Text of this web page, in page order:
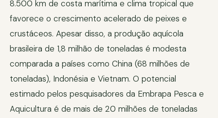
8.500 km de costa marítima e clima tropical que
favorece o crescimento acelerado de peixes e
crustáceos. Apesar disso, a produção aquícola
brasileira de 1,8 milhão de toneladas é modesta
comparada a países como China (68 milhões de
toneladas), Indonésia e Vietnam. O potencial
estimado pelos pesquisadores da Embrapa Pesca e
Aquicultura é de mais de 20 milhões de toneladas